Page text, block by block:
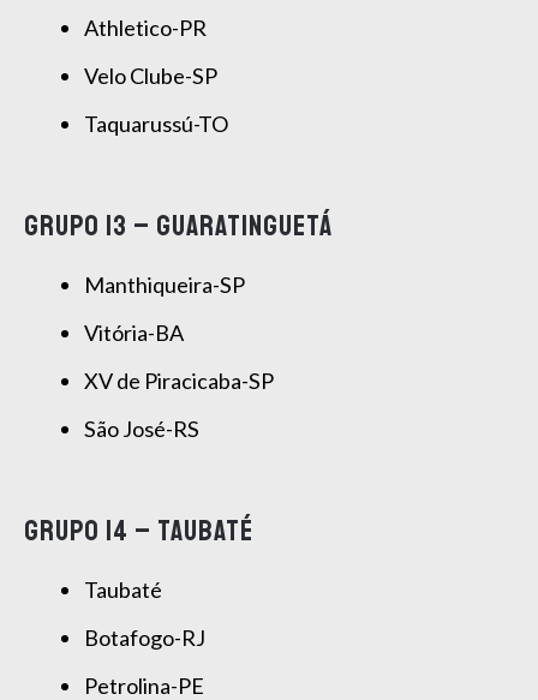
Athletico-PR
Velo Clube-SP
Taquarussú-TO
GRUPO 13 – GUARATINGUETÁ
Manthiqueira-SP
Vitória-BA
XV de Piracicaba-SP
São José-RS
GRUPO 14 – TAUBATÉ
Taubaté
Botafogo-RJ
Petrolina-PE